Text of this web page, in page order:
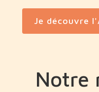
Je découvre
Notre